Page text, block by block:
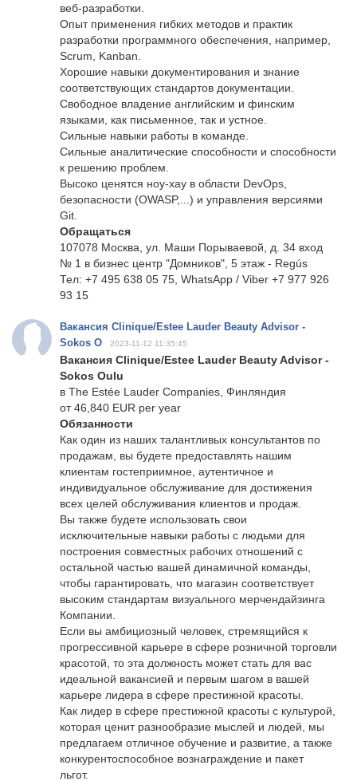
веб-разработки.
Опыт применения гибких методов и практик
разработки программного обеспечения, например,
Scrum, Kanban.
Хорошие навыки документирования и знание
соответствующих стандартов документации.
Свободное владение английским и финским
языками, как письменное, так и устное.
Сильные навыки работы в команде.
Сильные аналитические способности и способности
к решению проблем.
Высоко ценятся ноу-хау в области DevOps,
безопасности (OWASP,...) и управления версиями
Git.
Обращаться
107078 Москва, ул. Маши Порываевой, д. 34 вход
№ 1 в бизнес центр "Домников", 5 этаж - Regús
Тел: +7 495 638 05 75, WhatsApp / Viber +7 977 926
93 15
Вакансия Clinique/Estee Lauder Beauty Advisor -
Sokos O
2023-11-12 11:35:45
Вакансия Clinique/Estee Lauder Beauty Advisor -
Sokos Oulu
в The Estée Lauder Companies, Финляндия
от 46,840 EUR per year
Обязанности
Как один из наших талантливых консультантов по
продажам, вы будете предоставлять нашим
клиентам гостеприимное, аутентичное и
индивидуальное обслуживание для достижения
всех целей обслуживания клиентов и продаж.
Вы также будете использовать свои
исключительные навыки работы с людьми для
построения совместных рабочих отношений с
остальной частью вашей динамичной команды,
чтобы гарантировать, что магазин соответствует
высоким стандартам визуального мерчендайзинга
Компании.
Если вы амбициозный человек, стремящийся к
прогрессивной карьере в сфере розничной торговли
красотой, то эта должность может стать для вас
идеальной вакансией и первым шагом в вашей
карьере лидера в сфере престижной красоты.
Как лидер в сфере престижной красоты с культурой,
которая ценит разнообразие мыслей и людей, мы
предлагаем отличное обучение и развитие, а также
конкурентоспособное вознаграждение и пакет
льгот.